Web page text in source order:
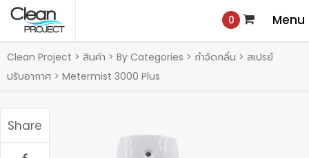
0
Clean Project > สินค้า > By Categories > กำจัดกลิ่น > สเปรย์
ปรับอากาศ > Metermist 3000 Plus
Share